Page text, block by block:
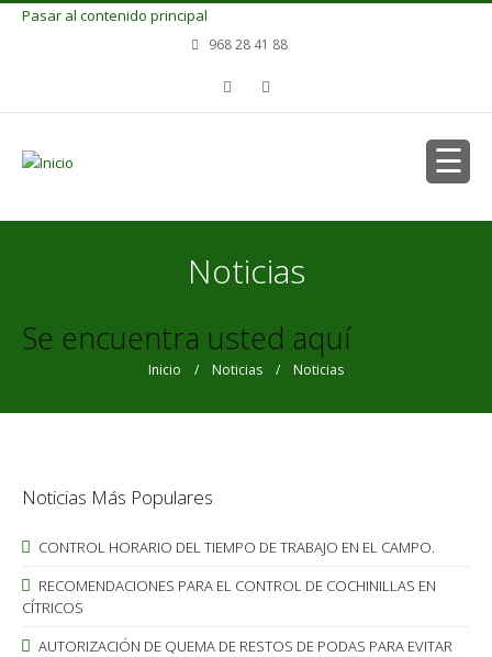
Pasar al contenido principal
968 28 41 88
Noticias
Se encuentra usted aquí
Inicio / Noticias / Noticias
Noticias Más Populares
CONTROL HORARIO DEL TIEMPO DE TRABAJO EN EL CAMPO.
RECOMENDACIONES PARA EL CONTROL DE COCHINILLAS EN
CÍTRICOS
AUTORIZACIÓN DE QUEMA DE RESTOS DE PODAS PARA EVITAR